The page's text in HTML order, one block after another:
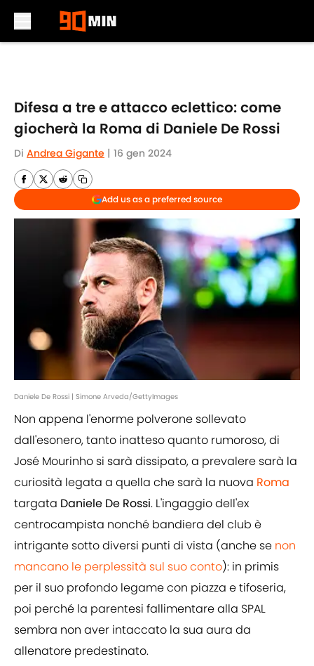
Difesa a tre e attacco eclettico: come
giocherà la Roma di Daniele De Rossi
Di Andrea Gigante | 16 gen 2024
Add us as a preferred source
Daniele De Rossi | Simone Arveda/GettyImages
Non appena l'enorme polverone sollevato
dall'esonero, tanto inatteso quanto rumoroso, di
José Mourinho si sarà dissipato, a prevalere sarà la
curiosità legata a quella che sarà la nuova Roma
targata Daniele De Rossi. L'ingaggio dell'ex
centrocampista nonché bandiera del club è
intrigante sotto diversi punti di vista (anche se non
mancano le perplessità sul suo conto): in primis
per il suo profondo legame con piazza e tifoseria,
poi perché la parentesi fallimentare alla SPAL
sembra non aver intaccato la sua aura da
allenatore predestinato.